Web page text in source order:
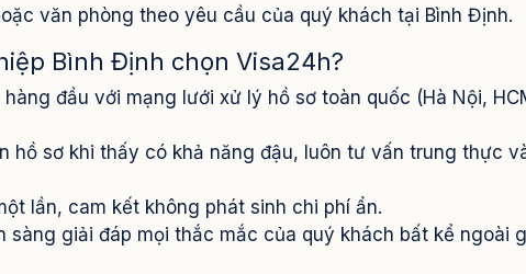
văn phòng theo yêu cầu của quý khách tại Bình Định.
Bình Định chọn Visa24h?
hàng đầu với mạng lưới xử lý hồ sơ toàn quốc (Hà Nội,
hồ sơ khi thấy có khả năng đậu, luôn tư vấn trung thực
lần, cam kết không phát sinh chi phí ẩn.
sàng giải đáp mọi thắc mắc của quý khách bất kể ngoài